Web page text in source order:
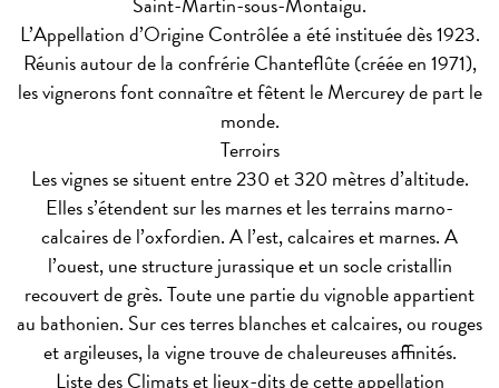
L’Appellation d’Origine Contrôlée a été instituée dès 1923.
Réunis autour de la confrérie Chanteflûte (créée en 1971),
les vignerons font connaître et fêtent le Mercurey de part le
monde.
Terroirs
Les vignes se situent entre 230 et 320 mètres d’altitude.
Elles s’étendent sur les marnes et les terrains marno-
calcaires de l’oxfordien. A l’est, calcaires et marnes. A
l’ouest, une structure jurassique et un socle cristallin
recouvert de grès. Toute une partie du vignoble appartient
au bathonien. Sur ces terres blanches et calcaires, ou rouges
et argileuses, la vigne trouve de chaleureuses affinités.
Liste des Climats et lieux-dits de cette appellation